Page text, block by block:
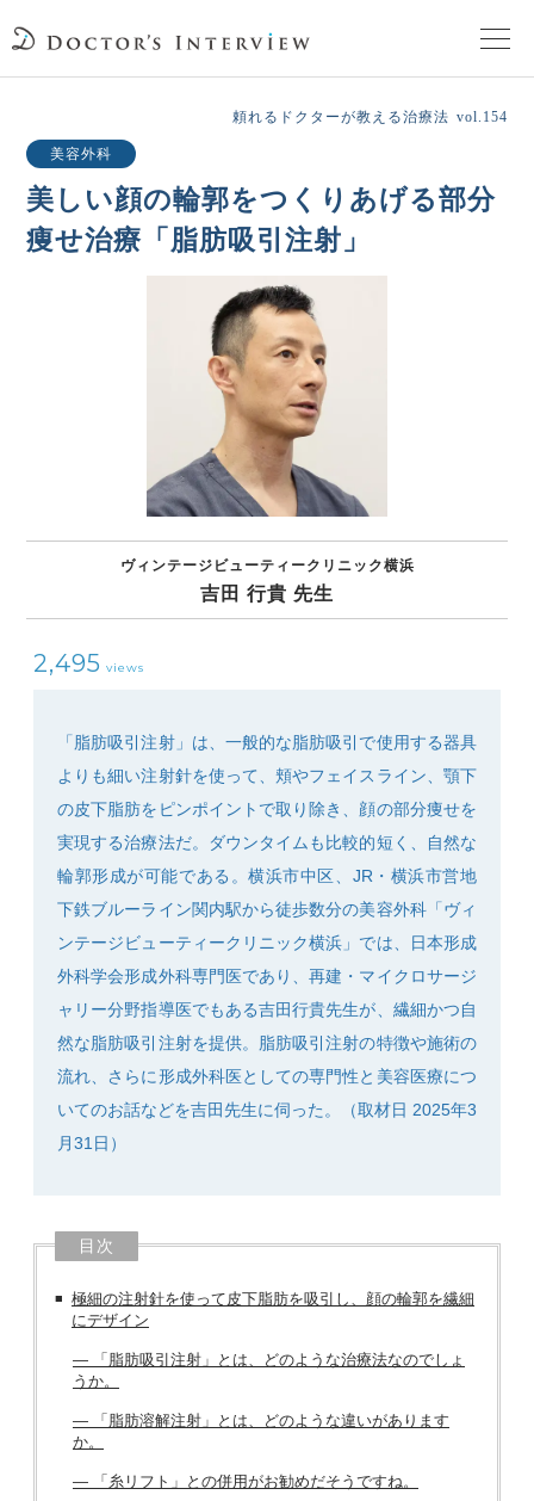
頼れるドクターが教える治療法
街の頼れるドクターたち
頼れるドクターが教える治療法 vol.154
美容外科
美しい顔の輪郭をつくりあげる部分
痩せ治療「脂肪吸引注射」
ヴィンテージビューティークリニック横浜
吉田 行貴 先生
2,495 views
「脂肪吸引注射」は、一般的な脂肪吸引で使用する器具
よりも細い注射針を使って、頬やフェイスライン、顎下
の皮下脂肪をピンポイントで取り除き、顔の部分痩せを
実現する治療法だ。ダウンタイムも比較的短く、自然な
輪郭形成が可能である。横浜市中区、JR・横浜市営地
下鉄ブルーライン関内駅から徒歩数分の美容外科「ヴィ
ンテージビューティークリニック横浜」では、日本形成
外科学会形成外科専門医であり、再建・マイクロサージ
ャリー分野指導医でもある吉田行貴先生が、繊細かつ自
然な脂肪吸引注射を提供。脂肪吸引注射の特徴や施術の
流れ、さらに形成外科医としての専門性と美容医療につ
いてのお話などを吉田先生に伺った。（取材日 2025年3
月31日）
目次
極細の注射針を使って皮下脂肪を吸引し、顔の輪郭を繊細
にデザイン
― 「脂肪吸引注射」とは、どのような治療法なのでしょ
うか。
― 「脂肪溶解注射」とは、どのような違いがあります
か。
― 「糸リフト」との併用がお勧めだそうですね。